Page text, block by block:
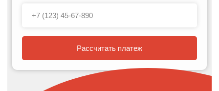
Рассчитать платеж